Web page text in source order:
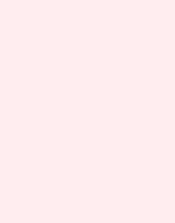
mode receiver.